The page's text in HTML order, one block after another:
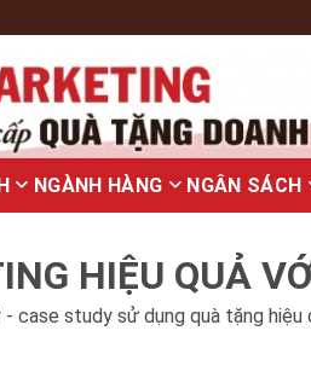
NGÀNH HÀNG NGÂN SÁCH
HIỆU QUẢ
case study sử dụng quà tặng hiệu